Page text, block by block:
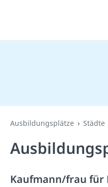
Ausbildungsplätze Städte
Kaufmann/frau für